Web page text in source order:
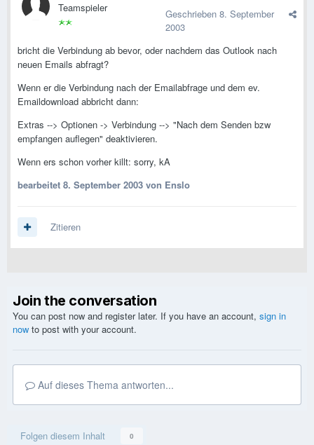
Teamspieler Geschrieben 8. September
2003
bricht die Verbindung ab bevor, oder nachdem das Outlook nach
neuen Emails abfragt?
Wenn er die Verbindung nach der Emailabfrage und dem ev.
Emaildownload abbricht dann:
Extras --> Optionen -> Verbindung --> "Nach dem Senden bzw
empfangen auflegen" deaktivieren.
Wenn ers schon vorher killt: sorry, kA
bearbeitet 8. September 2003 von Enslo
Zitieren
Join the conversation
You can post now and register later. If you have an account, sign in
now to post with your account.
Auf dieses Thema antworten...
Folgen diesem Inhalt 0